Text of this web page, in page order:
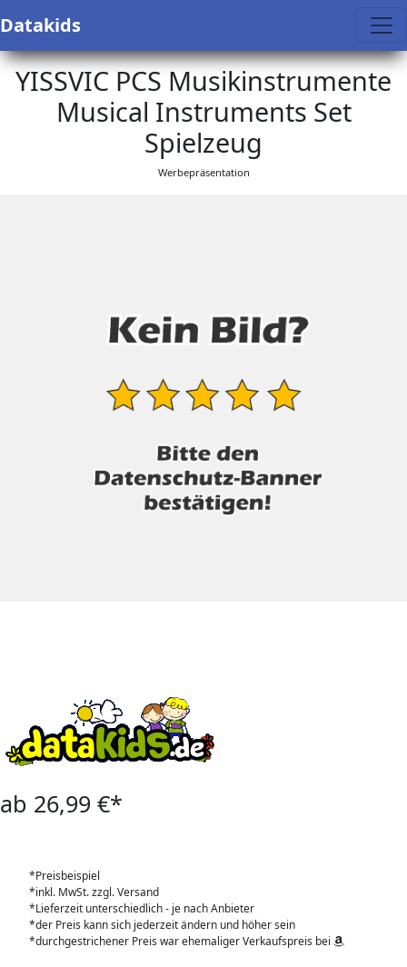
Datakids
YISSVIC PCS Musikinstrumente
Musical Instruments Set
Spielzeug
Werbepräsentation
ab 26,99 €*
*Preisbeispiel
*inkl. MwSt. zzgl. Versand
*Lieferzeit unterschiedlich - je nach Anbieter
*der Preis kann sich jederzeit ändern und höher sein
*durchgestrichener Preis war ehemaliger Verkaufspreis bei